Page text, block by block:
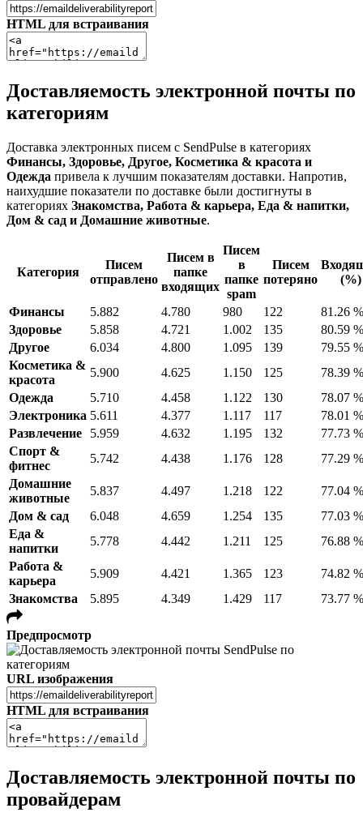
HTML для встраивания
Доставляемость электронной почты по
категориям
Доставка электронных писем с SendPulse в категориях
Финансы, Здоровье, Другое, Косметика & красота и
Одежда привела к лучшим показателям доставки. Напротив,
наихудшие показатели по доставке были достигнуты в
категориях Знакомства, Работа & карьера, Еда & напитки,
Дом & сад и Домашние животные.
Категория
Писем
отправлено
Писем в
папке
входящих
Писем
в
папке
spam
Писем
потеряно
(%)
Финансы 5.882 4.780 980 122
81.26 %
Здоровье
5.858 4.721 1.002 135
80.59 %
Другое
6.034 4.800 1.095 139
79.55 %
Косметика &
красота
5.900 4.625 1.150 125
78.39 %
Одежда
5.710 4.458 1.122 130
78.07 %
Электроника 5.611 4.377 1.117 117
78.01 %
Развлечение
5.959 4.632 1.195 132
77.73 %
Спорт &
фитнес
5.742 4.438 1.176 128
77.29 %
Домашние
животные
5.837 4.497 1.218 122
77.04 %
Дом & сад
6.048 4.659 1.254 135
77.03 %
Еда &
напитки
5.778 4.442 1.211 125
76.88 %
Работа &
карьера
5.909 4.421 1.365 123
74.82 %
Знакомства
5.895 4.349 1.429 117 73.77 %
Предпросмотр
URL изображения
HTML для встраивания
Доставляемость электронной почты по
провайдерам